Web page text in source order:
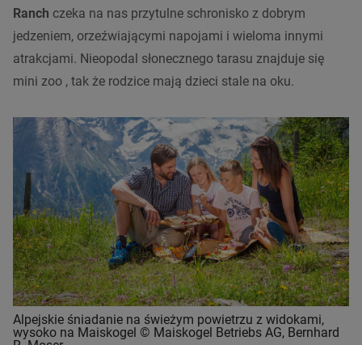
Ranch czeka na nas przytulne schronisko z dobrym
jedzeniem, orzeźwiającymi napojami i wieloma innymi
atrakcjami. Nieopodal słonecznego tarasu znajduje się
mini zoo , tak że rodzice mają dzieci stale na oku.
Alpejskie śniadanie na świeżym powietrzu z widokami,
wysoko na Maiskogel © Maiskogel Betriebs AG, Bernhard